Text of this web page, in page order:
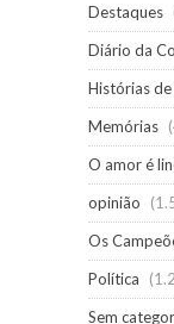
Destaques
Diário da
Histórias de
Memórias
O amor é
opinião
Os
Política
Sem